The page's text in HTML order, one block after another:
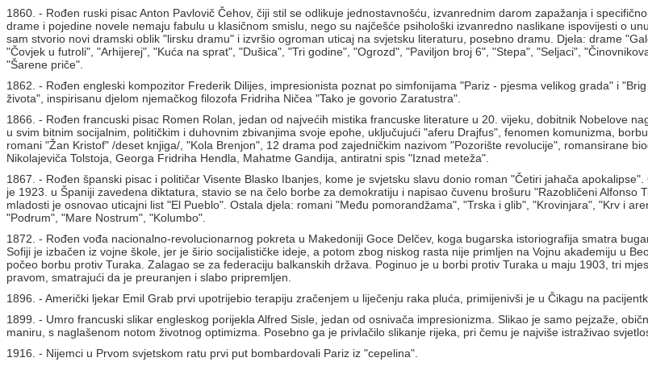
1860. - Rođen ruski pisac Anton Pavlovič Čehov, čiji stil se odlikuje jednostavnošću, izvanrednim darom zapažanja i
drame i pojedine novele nemaju fabulu u klasičnom smislu, nego su najčešće psihološki izvanredno naslikane ispovijesti o
sam stvorio novi dramski oblik "lirsku dramu" i izvršio ogroman uticaj na svjetsku literaturu, posebno dramu. Djela: drame
"Čovjek u futroli", "Arhijerej", "Kuća na sprat", "Dušica", "Tri godine", "Ogrozd", "Paviljon broj 6", "Stepa", "Seljaci",
"Šarene priče".
1862. - Rođen engleski kompozitor Frederik Dilijes, impresionista poznat po simfonijama "Pariz - pjesma velikog grada" i
života", inspirisanu djelom njemačkog filozofa Fridriha Ničea "Tako je govorio Zaratustra".
1866. - Rođen francuski pisac Romen Rolan, jedan od najvećih mistika francuske literature u 20. vijeku, dobitnik Nobelove
u svim bitnim socijalnim, političkim i duhovnim zbivanjima svoje epohe, uključujući "aferu Drajfus", fenomen komunizma,
romani "Žan Kristof" /deset knjiga/, "Kola Brenjon", 12 drama pod zajedničkim nazivom "Pozorište revolucije", romansirane
Nikolajeviča Tolstoja, Georga Fridriha Hendla, Mahatme Gandija, antiratni spis "Iznad meteža".
1867. - Rođen španski pisac i političar Visente Blasko Ibanjes, kome je svjetsku slavu donio roman "Četiri jahača
je 1923. u Španiji zavedena diktatura, stavio se na čelo borbe za demokratiju i napisao čuvenu brošuru "Razobličeni
mladosti je osnovao uticajni list "El Pueblo". Ostala djela: romani "Među pomorandžama", "Trska i glib", "Krovinjara", "Krv i
"Podrum", "Mare Nostrum", "Kolumbo".
1872. - Rođen vođa nacionalno-revolucionarnog pokreta u Makedoniji Goce Delčev, koga bugarska istoriografija smatra
Sofiji je izbačen iz vojne škole, jer je širio socijalističke ideje, a potom zbog niskog rasta nije primljen na Vojnu akademiju u
počeo borbu protiv Turaka. Zalagao se za federaciju balkanskih država. Poginuo je u borbi protiv Turaka u maju 1903, tri
pravom, smatrajući da je preuranjen i slabo pripremljen.
1896. - Američki ljekar Emil Grab prvi upotrijebio terapiju zračenjem u liječenju raka pluća, primijenivši je u Čikagu na
1899. - Umro francuski slikar engleskog porijekla Alfred Sisle, jedan od osnivača impresionizma. Slikao je samo pejzaže,
maniru, s naglašenom notom životnog optimizma. Posebno ga je privlačilo slikanje rijeka, pri čemu je najviše istraživao
1916. - Nijemci u Prvom svjetskom ratu prvi put bombardovali Pariz iz "cepelina".